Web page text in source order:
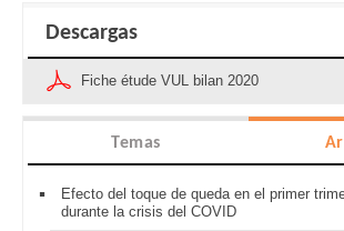
Descargas
Fiche étude VUL bilan 2020
Temas
Efecto del toque de queda en el primer
durante la crisis del COVID